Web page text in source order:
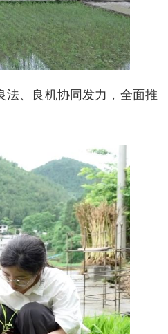
、良机协同发力，全面推